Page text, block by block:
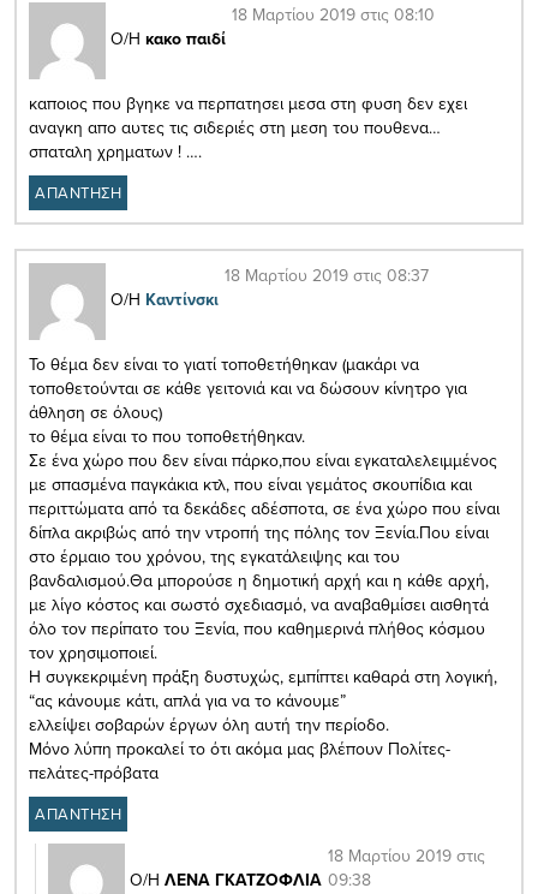
Ο/Η κακο παιδί
18 Μαρτίου 2019 στις 08:10
καποιος που βγηκε να περπατησει μεσα στη φυση δεν εχει
αναγκη απο αυτες τις σιδεριές στη μεση του πουθενα…
σπαταλη χρηματων ! ….
ΑΠΑΝΤΗΣΗ
Ο/Η Καντίνσκι
18 Μαρτίου 2019 στις 08:37
Το θέμα δεν είναι το γιατί τοποθετήθηκαν (μακάρι να
τοποθετούνται σε κάθε γειτονιά και να δώσουν κίνητρο για
άθληση σε όλους)
το θέμα είναι το που τοποθετήθηκαν.
Σε ένα χώρο που δεν είναι πάρκο,που είναι εγκαταλελειμμένος
με σπασμένα παγκάκια κτλ, που είναι γεμάτος σκουπίδια και
περιττώματα από τα δεκάδες αδέσποτα, σε ένα χώρο που είναι
δίπλα ακριβώς από την ντροπή της πόλης τον Ξενία.Που είναι
στο έρμαιο του χρόνου, της εγκατάλειψης και του
βανδαλισμού.Θα μπορούσε η δημοτική αρχή και η κάθε αρχή,
με λίγο κόστος και σωστό σχεδιασμό, να αναβαθμίσει αισθητά
όλο τον περίπατο του Ξενία, που καθημερινά πλήθος κόσμου
τον χρησιμοποιεί.
Η συγκεκριμένη πράξη δυστυχώς, εμπίπτει καθαρά στη λογική,
“ας κάνουμε κάτι, απλά για να το κάνουμε”
ελλείψει σοβαρών έργων όλη αυτή την περίοδο.
Μόνο λύπη προκαλεί το ότι ακόμα μας βλέπουν Πολίτες-
πελάτες-πρόβατα
ΑΠΑΝΤΗΣΗ
Ο/Η ΛΕΝΑ ΓΚΑΤΖΟΦΛΙΑ
18 Μαρτίου 2019 στις
09:38